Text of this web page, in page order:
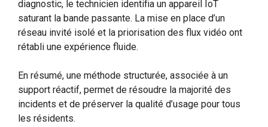
diagnostic, le technicien identifia un appareil IoT
saturant la bande passante. La mise en place d’un
réseau invité isolé et la priorisation des flux vidéo ont
rétabli une expérience fluide.
En résumé, une méthode structurée, associée à un
support réactif, permet de résoudre la majorité des
incidents et de préserver la qualité d’usage pour tous
les résidents.